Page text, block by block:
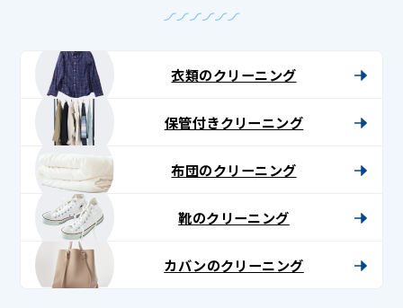
衣類のクリーニング
保管付きクリーニング
布団のクリーニング
靴のクリーニング
カバンのクリーニング